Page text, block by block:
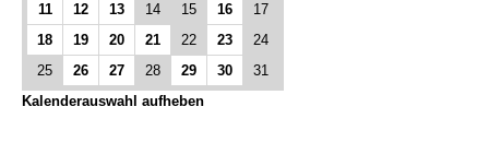
11
12 13 14 15 16
17
18
19 20 21 22 23
24
25
26 27 28 29 30
31
Kalenderauswahl aufheben